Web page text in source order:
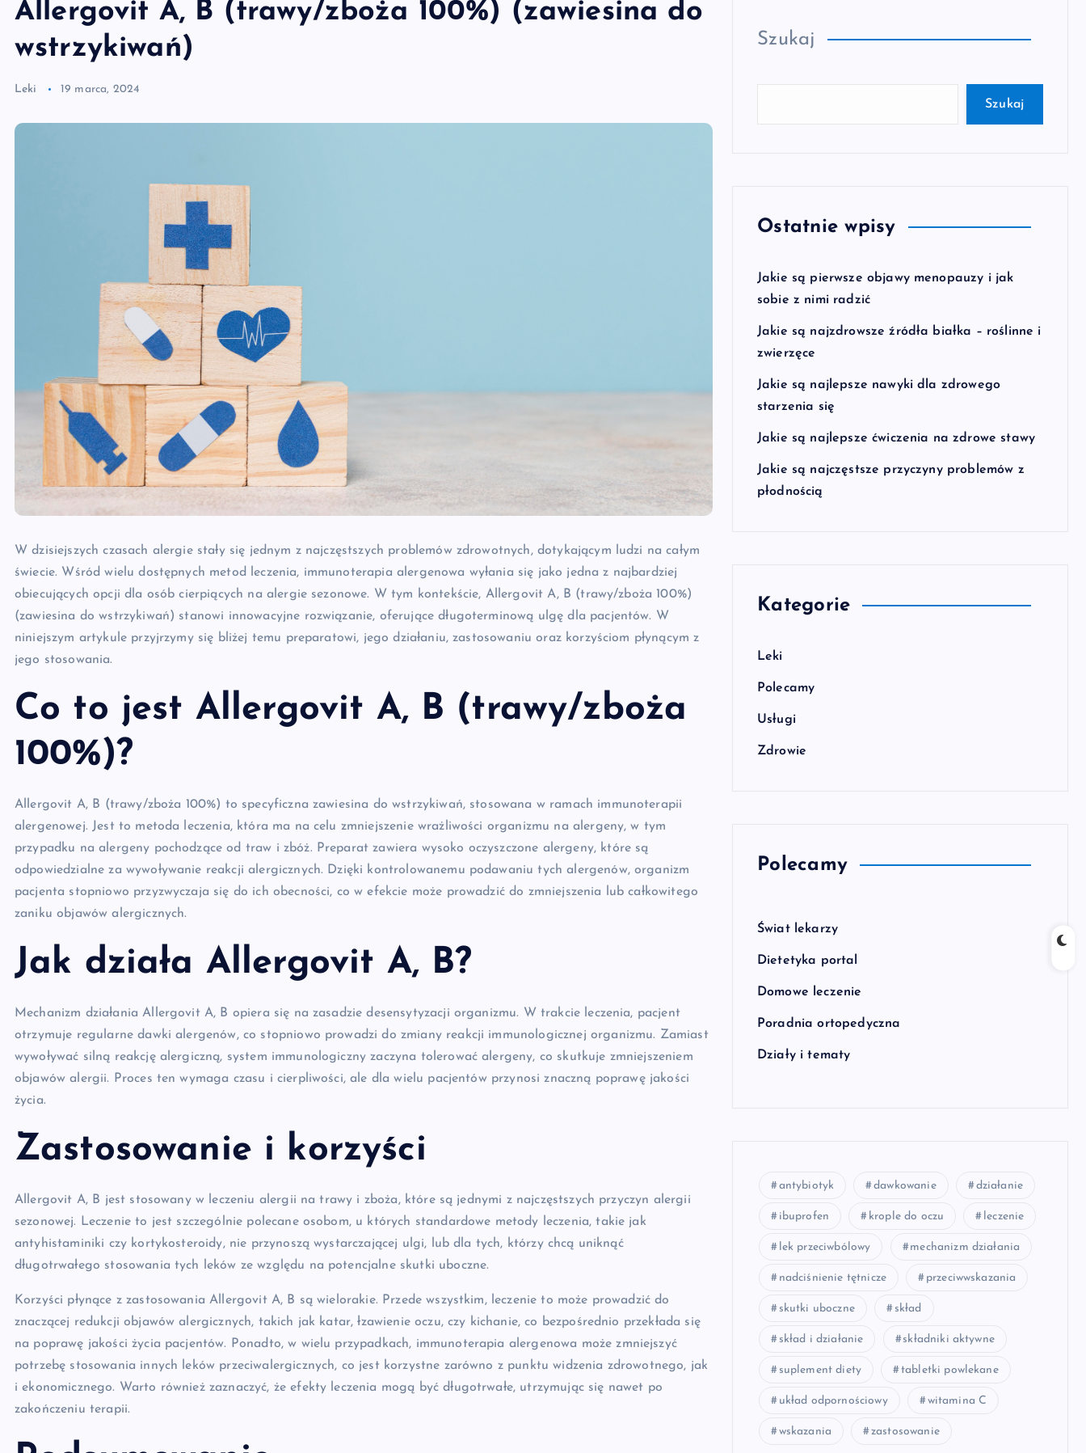
Allergovit A, B (trawy/zboża 100%) (zawiesina do
wstrzykiwań)
Leki 19 marca, 2024
W dzisiejszych czasach alergie stały się jednym z najczęstszych problemów zdrowotnych, dotykającym ludzi na całym
świecie. Wśród wielu dostępnych metod leczenia, immunoterapia alergenowa wyłania się jako jedna z najbardziej
obiecujących opcji dla osób cierpiących na alergie sezonowe. W tym kontekście, Allergovit A, B (trawy/zboża 100%)
(zawiesina do wstrzykiwań) stanowi innowacyjne rozwiązanie, oferujące długoterminową ulgę dla pacjentów. W
niniejszym artykule przyjrzymy się bliżej temu preparatowi, jego działaniu, zastosowaniu oraz korzyściom płynącym z
jego stosowania.
Co to jest Allergovit A, B (trawy/zboża
100%)?
Allergovit A, B (trawy/zboża 100%) to specyficzna zawiesina do wstrzykiwań, stosowana w ramach immunoterapii
alergenowej. Jest to metoda leczenia, która ma na celu zmniejszenie wrażliwości organizmu na alergeny, w tym
przypadku na alergeny pochodzące od traw i zbóż. Preparat zawiera wysoko oczyszczone alergeny, które są
odpowiedzialne za wywoływanie reakcji alergicznych. Dzięki kontrolowanemu podawaniu tych alergenów, organizm
pacjenta stopniowo przyzwyczaja się do ich obecności, co w efekcie może prowadzić do zmniejszenia lub całkowitego
zaniku objawów alergicznych.
Jak działa Allergovit A, B?
Mechanizm działania Allergovit A, B opiera się na zasadzie desensytyzacji organizmu. W trakcie leczenia, pacjent
otrzymuje regularne dawki alergenów, co stopniowo prowadzi do zmiany reakcji immunologicznej organizmu. Zamiast
wywoływać silną reakcję alergiczną, system immunologiczny zaczyna tolerować alergeny, co skutkuje zmniejszeniem
objawów alergii. Proces ten wymaga czasu i cierpliwości, ale dla wielu pacjentów przynosi znaczną poprawę jakości
życia.
Zastosowanie i korzyści
Allergovit A, B jest stosowany w leczeniu alergii na trawy i zboża, które są jednymi z najczęstszych przyczyn alergii
sezonowej. Leczenie to jest szczególnie polecane osobom, u których standardowe metody leczenia, takie jak
antyhistaminiki czy kortykosteroidy, nie przynoszą wystarczającej ulgi, lub dla tych, którzy chcą uniknąć
długotrwałego stosowania tych leków ze względu na potencjalne skutki uboczne.
Korzyści płynące z zastosowania Allergovit A, B są wielorakie. Przede wszystkim, leczenie to może prowadzić do
znaczącej redukcji objawów alergicznych, takich jak katar, łzawienie oczu, czy kichanie, co bezpośrednio przekłada się
na poprawę jakości życia pacjentów. Ponadto, w wielu przypadkach, immunoterapia alergenowa może zmniejszyć
potrzebę stosowania innych leków przeciwalergicznych, co jest korzystne zarówno z punktu widzenia zdrowotnego, jak
i ekonomicznego. Warto również zaznaczyć, że efekty leczenia mogą być długotrwałe, utrzymując się nawet po
zakończeniu terapii.
Szukaj
Szukaj
Ostatnie wpisy
Jakie są pierwsze objawy menopauzy i jak
sobie z nimi radzić
Jakie są najzdrowsze źródła białka – roślinne i
zwierzęce
Jakie są najlepsze nawyki dla zdrowego
starzenia się
Jakie są najlepsze ćwiczenia na zdrowe stawy
Jakie są najczęstsze przyczyny problemów z
płodnością
Kategorie
Leki
Polecamy
Usługi
Zdrowie
Polecamy
Świat lekarzy
Dietetyka portal
Domowe leczenie
Poradnia ortopedyczna
Działy i tematy
antybiotyk dawkowanie działanie
ibuprofen krople do oczu leczenie
lek przeciwbólowy mechanizm działania
nadciśnienie tętnicze przeciwwskazania
skutki uboczne skład
skład i działanie składniki aktywne
suplement diety tabletki powlekane
układ odpornościowy witamina C
wskazania zastosowanie